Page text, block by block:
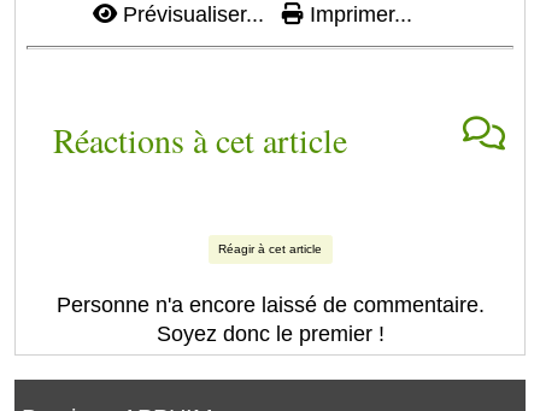
Prévisualiser... Imprimer...
Réactions à cet article
Réagir à cet article
Personne n'a encore laissé de commentaire.
Soyez donc le premier !